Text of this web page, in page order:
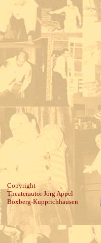
Copyright
Theaterautor Jörg Appel
Boxberg-Kupprichhausen